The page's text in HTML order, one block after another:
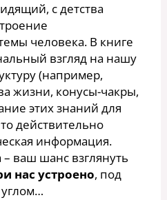
с детства
человека. В книге
взгляд на нашу
(например,
жизни, конусы-чакры,
этих знаний для
действительно
информация.
ваш шанс взглянуть
нас устроено, под